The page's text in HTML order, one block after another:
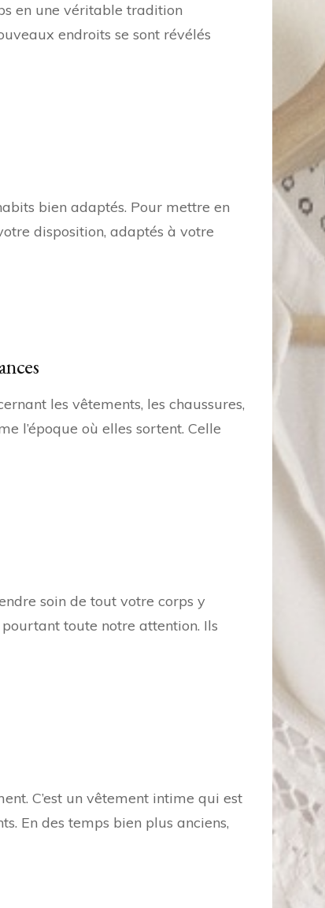
en une véritable tradition
endroits se sont révélés
bien adaptés. Pour mettre en
disposition, adaptés à votre
les vêtements, les chaussures,
l’époque où elles sortent. Celle
soin de tout votre corps y
toute notre attention. Ils
C’est un vêtement intime qui est
En des temps bien plus anciens,